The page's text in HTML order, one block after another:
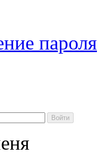
пароля
Войти